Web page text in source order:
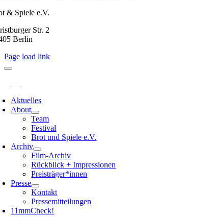
& Spiele e.V.
Str. 2
Berlin
Page load link
Aktuelles
About
Team
Festival
Brot und Spiele e.V.
Archiv
Film-Archiv
Rückblick + Impressionen
Preisträger*innen
Presse
Kontakt
Pressemitteilungen
11mmCheck!